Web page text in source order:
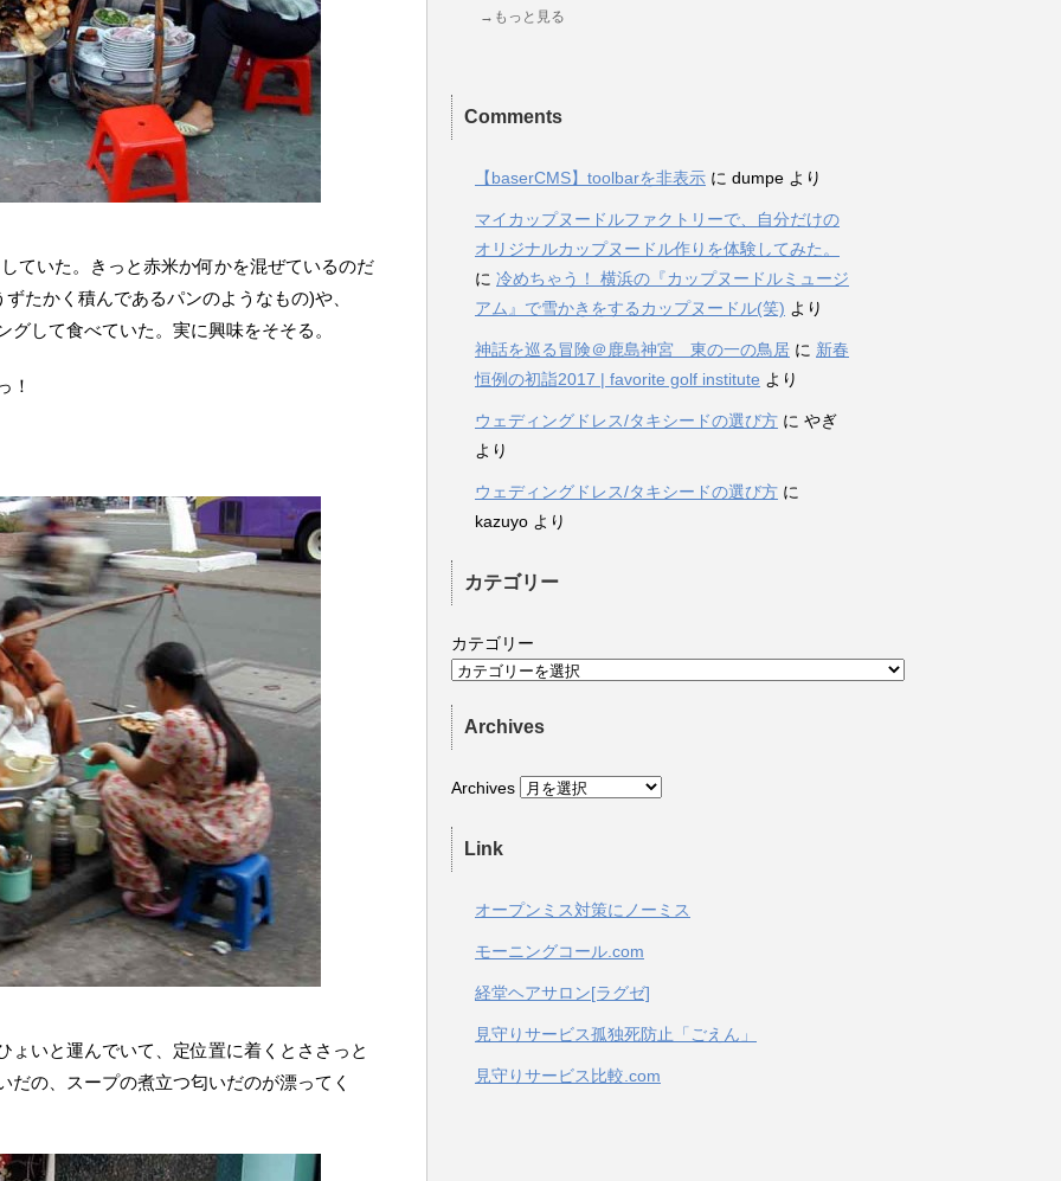
ていた。きっと赤米か何かを混ぜているのだ
たかく積んであるパンのようなもの)や、
して食べていた。実に興味をそそる。
！
ょいと運んでいて、定位置に着くとささっと
だの、スープの煮立つ匂いだのが漂ってく
→もっと見る
Comments
【baserCMS】toolbarを非表示 に dumpe より
マイカップヌードルファクトリーで、自分だけの
オリジナルカップヌードル作りを体験してみた。
に 冷めちゃう！ 横浜の『カップヌードルミュージ
アム』で雪かきをするカップヌードル(笑) より
神話を巡る冒険＠鹿島神宮 東の一の鳥居 に 新春
恒例の初詣2017 | favorite golf institute より
ウェディングドレス/タキシードの選び方 に やぎ
より
ウェディングドレス/タキシードの選び方 に
kazuyo より
カテゴリー
カテゴリー
Archives
Archives
Link
オープンミス対策にノーミス
モーニングコール.com
経堂ヘアサロン[ラグゼ]
見守りサービス孤独死防止「ごえん」
見守りサービス比較.com